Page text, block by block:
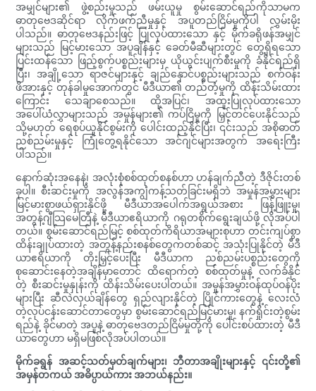
အမျှင်များ၏ ဖွဲ့စည်းမှုသည် ဖမ်းယူမှု စွမ်းဆောင်ရည်ကိုသာမက
ဓာတုဗေဒဆိုင်ရာ လိုက်ဖက်ညီမှုနှင့် အပူတည်ငြိမ်မှုကိုပါ လွှမ်းမိုး
ပါသည်။ ဓာတုဗေဒနည်းဖြင့် ပြုလုပ်ထားသော နှင့် မိုက်ခရိုဖန်အမျှင်
များသည် မြင့်မားသော အပူချိန်နှင့် ခေတ်မီဆီများတွင် တွေ့ရှိရသော
ပြင်းထန်သော ဖြည့်စွက်ပစ္စည်းများမှ ယိုယွင်းပျက်စီးမှုကို ခံနိုင်ရည်ရှိ
ပြီး၊ အချို့သော ရာဇင်များနှင့် ချည်နှောင်ပစ္စည်းများသည် စက်ဝန်း
ဖိအားနှင့် တုန်ခါမှုအောက်တွင် မီဒီယာ၏ တည်တံ့မှုကို ထိန်းသိမ်းထား
ကြောင်း သေချာစေသည်။ ထို့အပြင်၊ အထူးပြုလုပ်ထားသော
အပေါ်ယံလွှာများသည် အမှုန်များ၏ ကပ်ငြိမှုကို မြှင့်တင်ပေးနိုင်သည်
သို့မဟုတ် ရေစုပ်ယူနိုင်စွမ်းကို ပေါင်းထည့်နိုင်ပြီး၊ ၎င်းသည် အစိုဓာတ်
ညစ်ညမ်းမှုနှင့် ကြုံတွေ့ရနိုင်သော အင်ဂျင်များအတွက် အရေးကြီး
ပါသည်။
နောက်ဆုံးအနေနဲ့၊ အလုံးစုံစစ်ထုတ်စနစ်ဟာ ဟန်ချက်ညီတဲ့ ဒီဇိုင်းတစ်
ခုပါ။ စီးဆင်းမှုကို အလွန်အကျွံကန့်သတ်ခြင်းမရှိဘဲ အမှုန်အမွှားများ
မြင့်မားစွာဖယ်ရှားနိုင်ဖို့ မီဒီယာအပေါက်အရွယ်အစား ဖြန့်ဖြူးမှု၊
အတွန့်ဂျီသြမေတြီနဲ့ မီဒီယာဧရိယာကို ဂရုတစိုက်ရွေးချယ်ဖို့ လိုအပ်ပါ
တယ်။ စွမ်းဆောင်ရည်မြင့် စစ်ထုတ်ကိရိယာအများစုဟာ တင်းကျပ်စွာ
ထိန်းချုပ်ထားတဲ့ အတွန့်နည်းစနစ်တွေကတစ်ဆင့် အသုံးပြုနိုင်တဲ့ မီဒီ
ယာဧရိယာကို တိုးမြှင့်ပေးပြီး မီဒီယာက ညစ်ညမ်းပစ္စည်းတွေကို
စုဆောင်းနေတဲ့အချိန်မှာတောင် ထိရောက်တဲ့ စစ်ထုတ်မှုနဲ့ လက်ခံနိုင်
တဲ့ စီးဆင်းမှုနှုန်းကို ထိန်းသိမ်းပေးပါတယ်။ အမှုန်အမွှားဝန်ထုပ်ဝန်ပိုး
များပြီး ဆီလဲလှယ်ချိန်တွေ ရှည်လျားနိုင်တဲ့ ပြိုင်ကားတွေနဲ့ လေးလံ
တဲ့လုပ်ငန်းဆောင်တာတွေမှာ စွမ်းဆောင်ရည်မြင့်မားမှု၊ နက်ရှိုင်းတဲ့စွမ်း
ရည်နဲ့ ခိုင်မာတဲ့ အပူနဲ့ ဓာတုဗေဒတည်ငြိမ်မှုတို့ကို ပေါင်းစပ်ထားတဲ့ မီဒီ
ယာတွေဟာ မရှိမဖြစ်လိုအပ်ပါတယ်။
မိုက်ခရွန် အဆင့်သတ်မှတ်ချက်များ၊ ဘီတာအချိုးများနှင့် ၎င်းတို့၏
အမှန်တကယ် အဓိပ္ပာယ်ကား အဘယ်နည်း။